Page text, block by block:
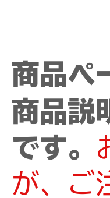
商品ペ
商品説
です。
が、ご